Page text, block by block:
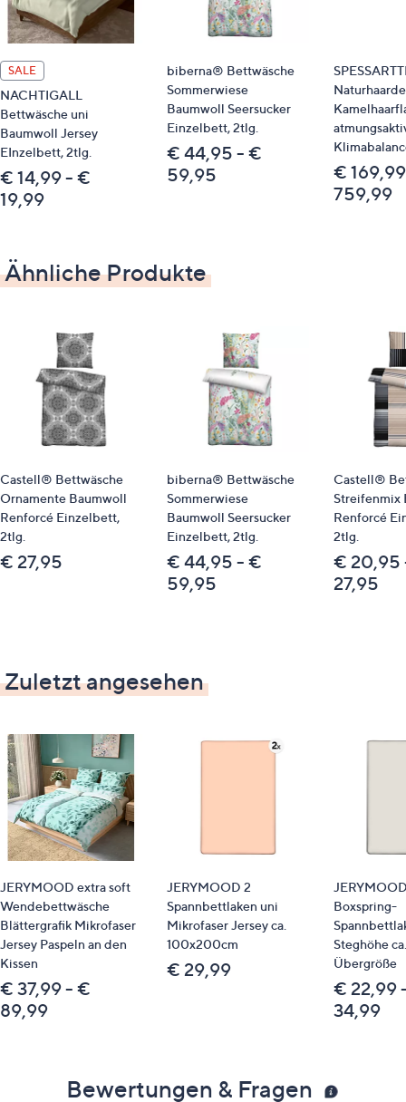
Pflege
trocknergeeignet
Identifikationsnummer
GTIN: 4053855512361
Passende Produkte
Spannbettlaken 839940
Spannbettlaken 839935
Bitte beachten
Dieser Artikel kann nicht an einen Paketshop oder eine
Packstation geliefert werden.
Qualitätshinweise
STANDARD 100 by OEKO-TEX®
SALE
NACHTIGALL
Bettwäsche uni
Baumwoll Jersey
EInzelbett, 2tlg.
€ 14,99 - €
19,99
biberna® Bettwäsche
Sommerwiese
Baumwoll Seersucker
Einzelbett, 2tlg.
€ 44,95 - €
59,95
€
759,99
Ähnliche Produkte
Castell® Bettwäsche
Ornamente Baumwoll
Renforcé Einzelbett,
2tlg.
€ 27,95
biberna® Bettwäsche
Sommerwiese
Baumwoll Seersucker
Einzelbett, 2tlg.
€ 44,95 - €
59,95
Castell®
Streifenmix
Renforcé
2tlg.
€ 20,95
27,95
Zuletzt angesehen
JERYMOOD extra soft
Wendebettwäsche
Blättergrafik Mikrofaser
Jersey Paspeln an den
Kissen
€ 37,99 - €
89,99
JERYMOOD 2
Spannbettlaken uni
Mikrofaser Jersey ca.
100x200cm
€ 29,99
Boxspring-
Steghöhe
Übergröße
€ 22,99
34,99
Bewertungen & Fragen